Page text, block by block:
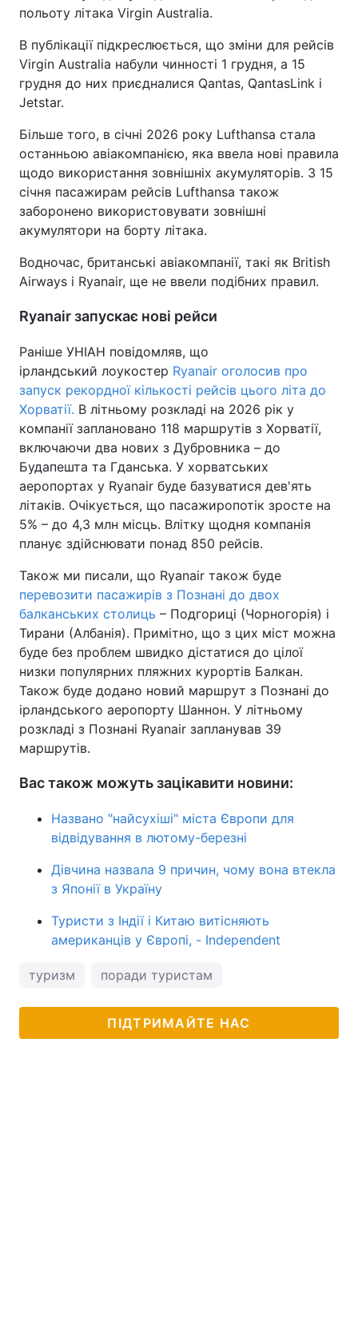
польоту літака Virgin Australia.
В публікації підкреслюється, що зміни для рейсів
Virgin Australia набули чинності 1 грудня, а 15
грудня до них приєдналися Qantas, QantasLink і
Jetstar.
Більше того, в січні 2026 року Lufthansa стала
останньою авіакомпанією, яка ввела нові правила
щодо використання зовнішніх акумуляторів. З 15
січня пасажирам рейсів Lufthansa також
заборонено використовувати зовнішні
акумулятори на борту літака.
Водночас, британські авіакомпанії, такі як British
Airways і Ryanair, ще не ввели подібних правил.
Ryanair запускає нові рейси
Раніше УНІАН повідомляв, що
ірландський лоукостер Ryanair оголосив про
запуск рекордної кількості рейсів цього літа до
Хорватії. В літньому розкладі на 2026 рік у
компанії заплановано 118 маршрутів з Хорватії,
включаючи два нових з Дубровника – до
Будапешта та Гданська. У хорватських
аеропортах у Ryanair буде базуватися дев'ять
літаків. Очікується, що пасажиропотік зросте на
5% – до 4,3 млн місць. Влітку щодня компанія
планує здійснювати понад 850 рейсів.
Також ми писали, що Ryanair також буде
перевозити пасажирів з Познані до двох
балканських столиць – Подгориці (Чорногорія) і
Тирани (Албанія). Примітно, що з цих міст можна
буде без проблем швидко дістатися до цілої
низки популярних пляжних курортів Балкан.
Також буде додано новий маршрут з Познані до
ірландського аеропорту Шаннон. У літньому
розкладі з Познані Ryanair запланував 39
маршрутів.
Вас також можуть зацікавити новини:
Названо "найсухіші" міста Європи для
відвідування в лютому-березні
Дівчина назвала 9 причин, чому вона втекла
з Японії в Україну
Туристи з Індії і Китаю витісняють
американців у Європі, - Independent
туризм поради туристам
ПІДТРИМАЙТЕ НАС